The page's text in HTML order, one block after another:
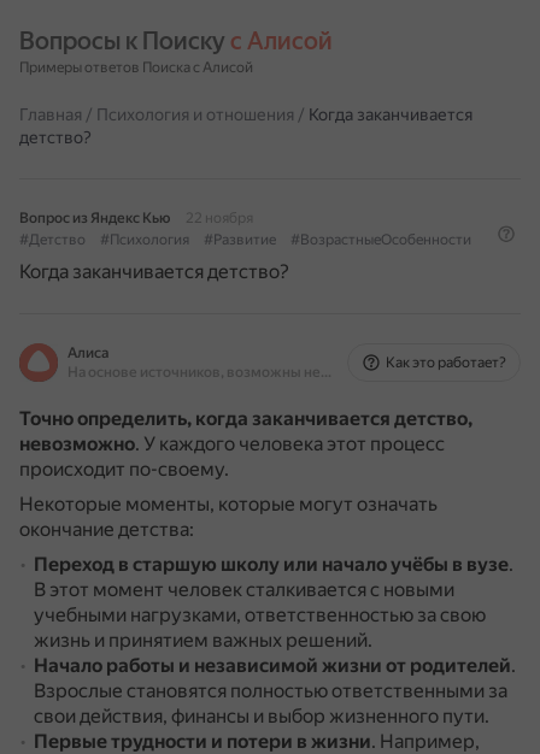
Вопросы к Поиску с Алисой
Примеры ответов Поиска с Алисой
Главная / Психология и отношения / Когда заканчивается
детство?
Вопрос из Яндекс Кью
22 ноября
#Детство
#Психология #Развитие #ВозрастныеОсобенности
Когда заканчивается детство?
Алиса
На основе источников, возможны неточности
Как это работает?
Точно определить, когда заканчивается детство,
невозможно. У каждого человека этот процесс
происходит по-своему.
Некоторые моменты, которые могут означать
окончание детства:
Переход в старшую школу или начало учёбы в вузе.
В этот момент человек сталкивается с новыми
учебными нагрузками, ответственностью за свою
жизнь и принятием важных решений.
Начало работы и независимой жизни от родителей.
Взрослые становятся полностью ответственными за
свои действия, финансы и выбор жизненного пути.
Первые трудности и потери в жизни. Например,